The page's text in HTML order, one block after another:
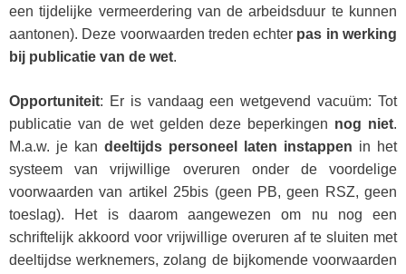
een tijdelijke vermeerdering van de arbeidsduur te kunnen
aantonen). Deze voorwaarden treden echter pas in werking
bij publicatie van de wet.
Opportuniteit: Er is vandaag een wetgevend vacuüm: Tot
publicatie van de wet gelden deze beperkingen nog niet.
M.a.w. je kan deeltijds personeel laten instappen in het
systeem van vrijwillige overuren onder de voordelige
voorwaarden van artikel 25bis (geen PB, geen RSZ, geen
toeslag). Het is daarom aangewezen om nu nog een
schriftelijk akkoord voor vrijwillige overuren af te sluiten met
deeltijdse werknemers, zolang de bijkomende voorwaarden